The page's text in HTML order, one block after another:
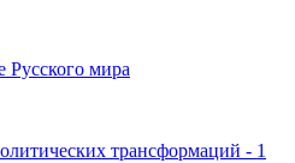
Русского мира
трансформаций - 1